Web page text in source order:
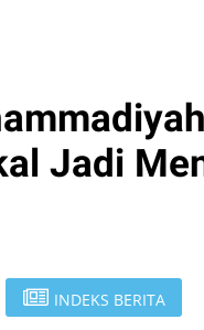
Jadi
INDEKS BERITA